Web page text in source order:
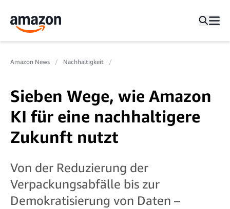
Amazon News Nachhaltigkeit
Sieben Wege, wie Amazon
KI für eine nachhaltigere
Zukunft nutzt
Von der Reduzierung der
Verpackungsabfälle bis zur
Demokratisierung von Daten –